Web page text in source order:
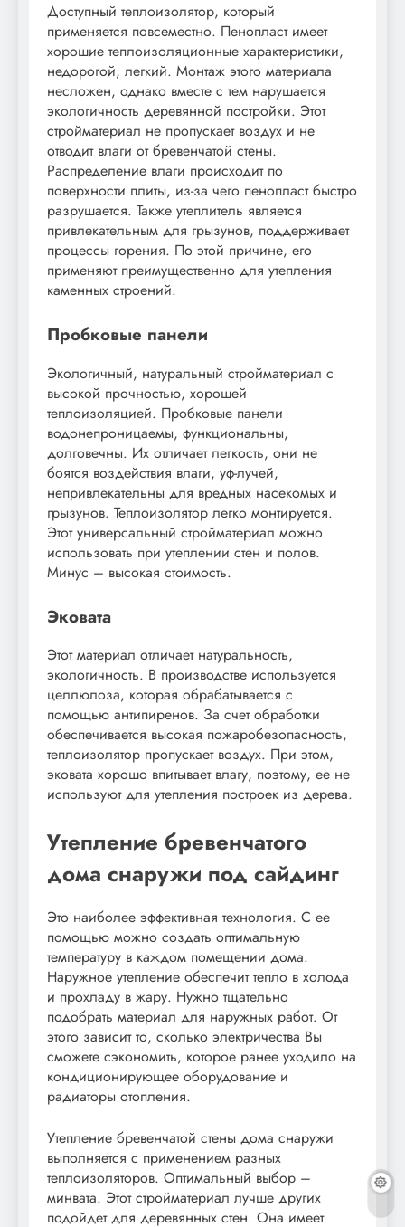
Доступный теплоизолятор, который
применяется повсеместно. Пенопласт имеет
хорошие теплоизоляционные характеристики,
недорогой, легкий. Монтаж этого материала
несложен, однако вместе с тем нарушается
экологичность деревянной постройки. Этот
стройматериал не пропускает воздух и не
отводит влаги от бревенчатой стены.
Распределение влаги происходит по
поверхности плиты, из-за чего пенопласт быстро
разрушается. Также утеплитель является
привлекательным для грызунов, поддерживает
процессы горения. По этой причине, его
применяют преимущественно для утепления
каменных строений.
Пробковые панели
Экологичный, натуральный стройматериал с
высокой прочностью, хорошей
теплоизоляцией. Пробковые панели
водонепроницаемы, функциональны,
долговечны. Их отличает легкость, они не
боятся воздействия влаги, уф-лучей,
непривлекательны для вредных насекомых и
грызунов. Теплоизолятор легко монтируется.
Этот универсальный стройматериал можно
использовать при утеплении стен и полов.
Минус – высокая стоимость.
Эковата
Этот материал отличает натуральность,
экологичность. В производстве используется
целлюлоза, которая обрабатывается с
помощью антипиренов. За счет обработки
обеспечивается высокая пожаробезопасность,
теплоизолятор пропускает воздух. При этом,
эковата хорошо впитывает влагу, поэтому, ее не
используют для утепления построек из дерева.
Утепление бревенчатого
дома снаружи под сайдинг
Это наиболее эффективная технология. С ее
помощью можно создать оптимальную
температуру в каждом помещении дома.
Наружное утепление обеспечит тепло в холода
и прохладу в жару. Нужно тщательно
подобрать материал для наружных работ. От
этого зависит то, сколько электричества Вы
сможете сэкономить, которое ранее уходило на
кондиционирующее оборудование и
радиаторы отопления.
Утепление бревенчатой стены дома снаружи
выполняется с применением разных
теплоизоляторов. Оптимальный выбор –
минвата. Этот стройматериал лучше других
подойдет для деревянных стен. Она имеет